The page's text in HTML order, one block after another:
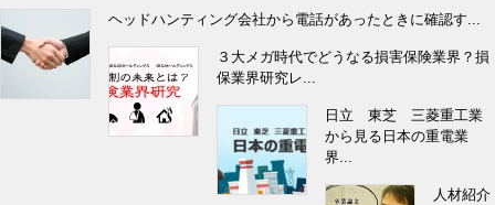
ヘッドハンティング会社から電話があったときに確認す...
３大メガ時代でどうなる損害保険業界？損
保業界研究レ...
日立 東芝 三菱重工業
から見る日本の重電業
界...
人材紹介